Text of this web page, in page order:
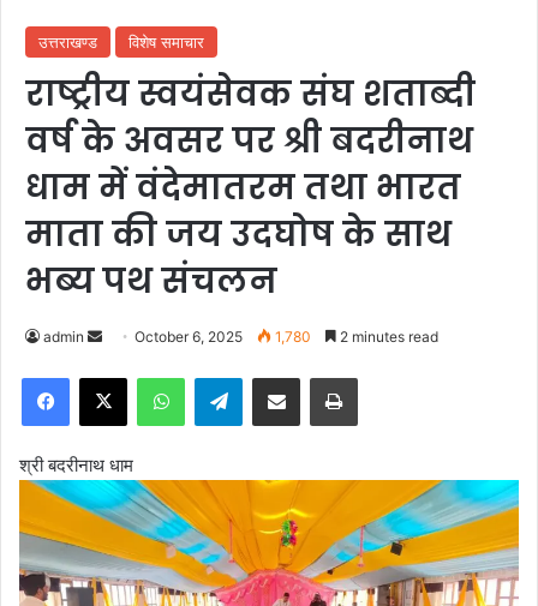
उत्तराखण्ड विशेष समाचार
राष्ट्रीय स्वयंसेवक संघ शताब्दी
वर्ष के अवसर पर श्री बदरीनाथ
धाम में वंदेमातरम तथा भारत
माता की जय उदघोष के साथ
भब्य पथ संचलन
admin
n
d
n
e
a
i
October 6, 2025 1,780 2 minutes read
Telegram
श्री बदरीनाथ धाम